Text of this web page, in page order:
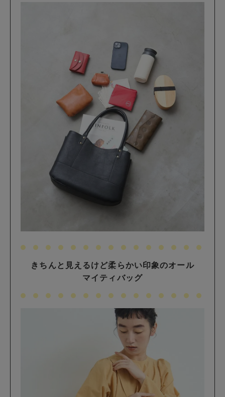
きちんと見えるけど柔らかい印象のオール
マイティバッグ